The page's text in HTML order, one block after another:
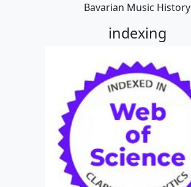
Bavarian Music History
indexing